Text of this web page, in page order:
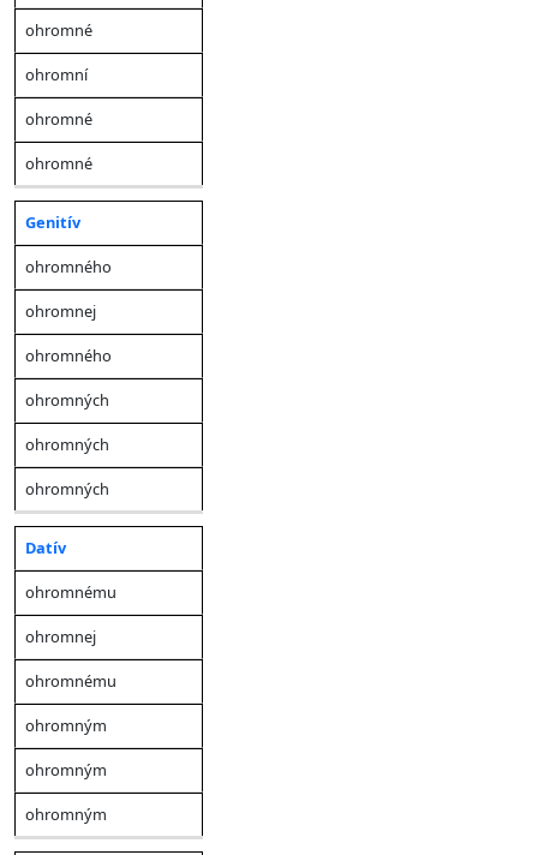
ohromné
ohromní
ohromné
ohromné
Genitív
ohromného
ohromnej
ohromného
ohromných
ohromných
ohromných
Datív
ohromnému
ohromnej
ohromnému
ohromným
ohromným
ohromným